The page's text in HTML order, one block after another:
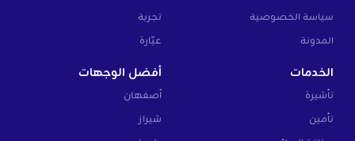
سياسة الخصوصية
المدونة
تجربة
عبّارة
الخدمات
تأشيرة
تأمين
أفضل الوجهات
أصفهان
شيراز